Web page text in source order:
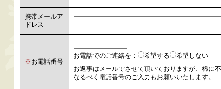
携帯メールア
ドレス
※ お電話番号
お電話でのご連絡を： 希望する
希望しない
お返事はメールでさせて頂いておりますが、稀に
なるべく電話番号のご入力もお願いいたします。